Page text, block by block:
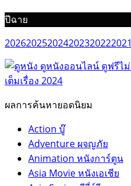
ปีฉาย
202620252024202320222021
ผลการค้นหายอดนิยม
Action บู๊
Adventure ผจญภัย
Animation หนังการ์ตูน
Asia Movie หนังเอเชีย